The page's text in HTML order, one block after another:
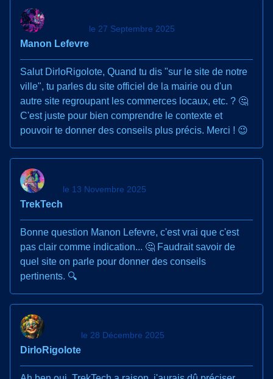
Manon Lefevre
le 27 Septembre 2025
Salut DirloRigolote, Quand tu dis "sur le site de notre
ville", tu parles du site officiel de la mairie ou d'un
autre site regroupant les commerces locaux, etc. ? 🤔
C'est juste pour bien comprendre le contexte et
pouvoir te donner des conseils plus précis. Merci ! 😉
TrekTech
le 13 Novembre 2025
Bonne question Manon Lefevre, c'est vrai que c'est
pas clair comme indication... 🤔 Faudrait savoir de
quel site on parle pour donner des conseils
pertinents. 🔍
DirloRigolote
le 28 Décembre 2025